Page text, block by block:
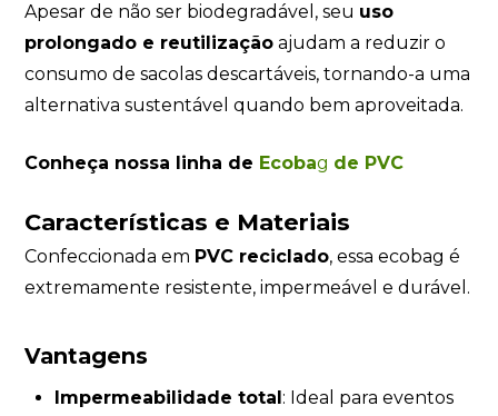
Apesar de não ser biodegradável, seu uso
prolongado e reutilização ajudam a reduzir o
consumo de sacolas descartáveis, tornando-a uma
alternativa sustentável quando bem aproveitada.
Conheça nossa linha de Ecobag de PVC
Características e Materiais
Confeccionada em PVC reciclado, essa ecobag é
extremamente resistente, impermeável e durável.
Vantagens
Impermeabilidade total: Ideal para eventos